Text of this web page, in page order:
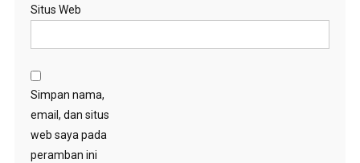
Situs Web
Simpan nama,
email, dan situs
web saya pada
peramban ini